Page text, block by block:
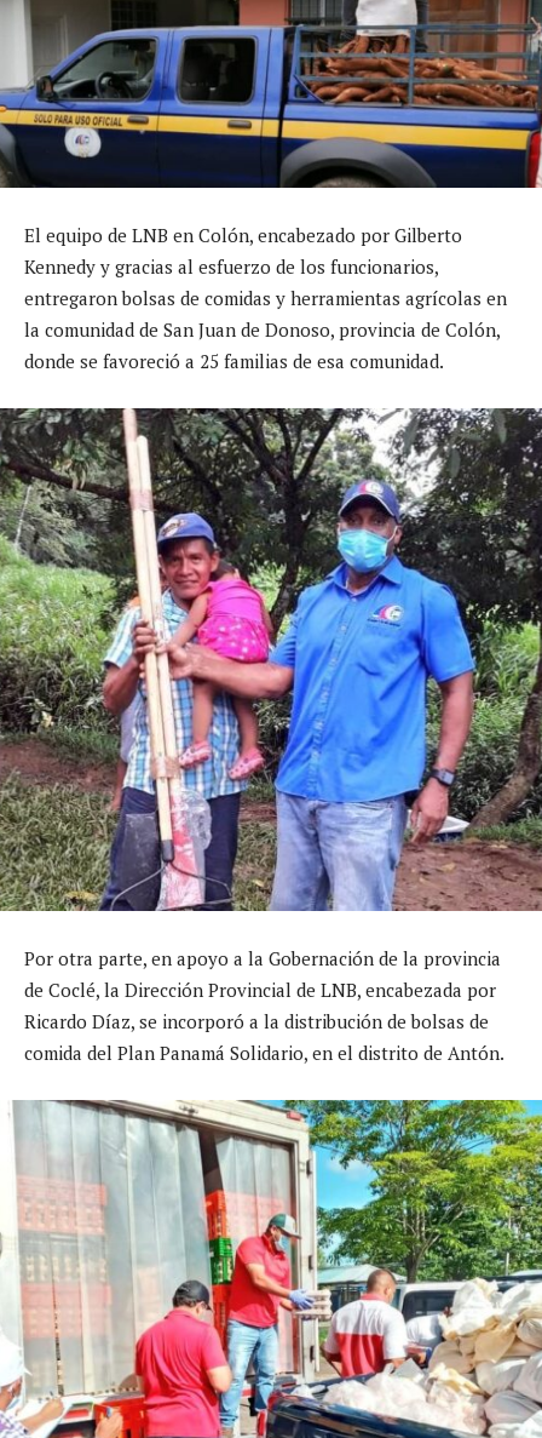
El equipo de LNB en Colón, encabezado por Gilberto
Kennedy y gracias al esfuerzo de los funcionarios,
entregaron bolsas de comidas y herramientas agrícolas en
la comunidad de San Juan de Donoso, provincia de Colón,
donde se favoreció a 25 familias de esa comunidad.
Por otra parte, en apoyo a la Gobernación de la provincia
de Coclé, la Dirección Provincial de LNB, encabezada por
Ricardo Díaz, se incorporó a la distribución de bolsas de
comida del Plan Panamá Solidario, en el distrito de Antón.